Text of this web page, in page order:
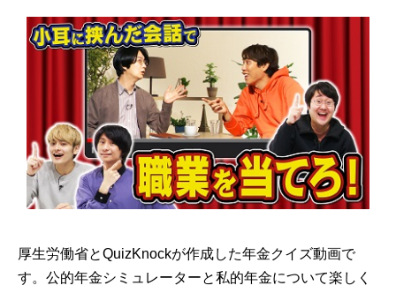
厚生労働省とQuizKnockが作成した年金クイズ動画で
す。公的年金シミュレーターと私的年金について楽しく